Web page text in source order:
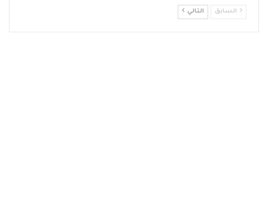
السابق التالي